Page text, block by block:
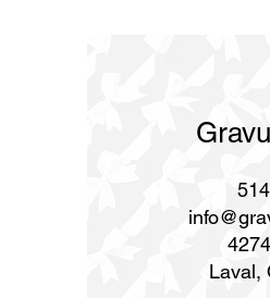
Laval,